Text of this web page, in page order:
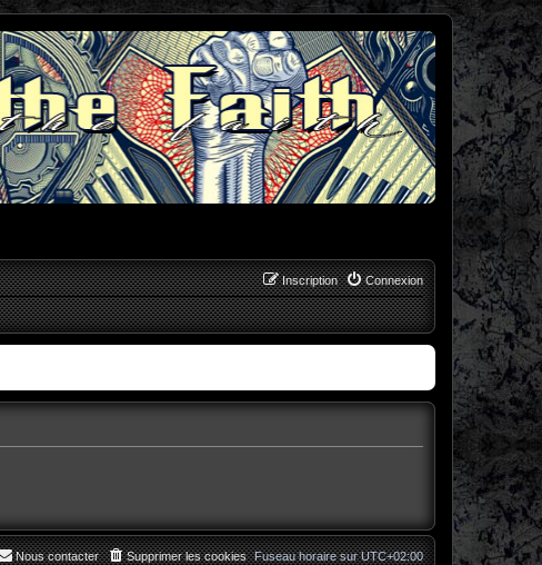
Connexion
Inscription
Fuseau horaire surUTC+02:00
Supprimer les cookies
Nous contacter